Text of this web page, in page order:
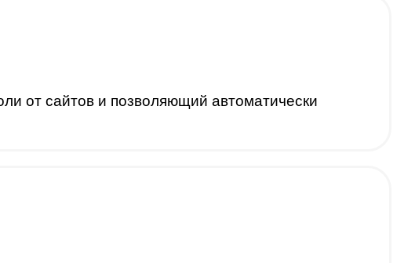
от сайтов и позволяющий автоматически